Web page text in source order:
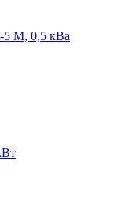
5 М, 0,5 кВа